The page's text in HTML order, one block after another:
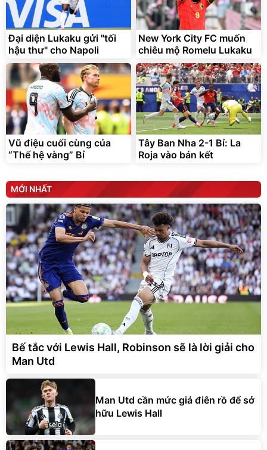
Bạt phủ xe ô tô cao cấp,
tráng nhôm 03 lớp
392.000 đ
325.000đ
Xe đạp điện trợ lực G-
Force C14 gấp gọn bỏ cốp
tiện lợi
9.900.000đ
7.092.000đ
G-FORCE VIETNA
Đại diện Lukaku gửi "tối
hậu thư" cho Napoli
New York City FC muốn
chiêu mộ Romelu Lukaku
Vũ điệu cuối cùng của
“Thế hệ vàng” Bỉ
Tây Ban Nha 2-1 Bỉ: La
Roja vào bán kết
MỚI NHẤT
Bế tắc với Lewis Hall, Robinson sẽ là lời giải cho
Man Utd
Man Utd cần mức giá điên rồ để sở
hữu Lewis Hall